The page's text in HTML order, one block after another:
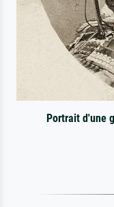
Portrait d'une